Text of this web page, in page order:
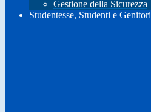
Gestione della Sicurezza
Studentesse, Studenti e Genitori